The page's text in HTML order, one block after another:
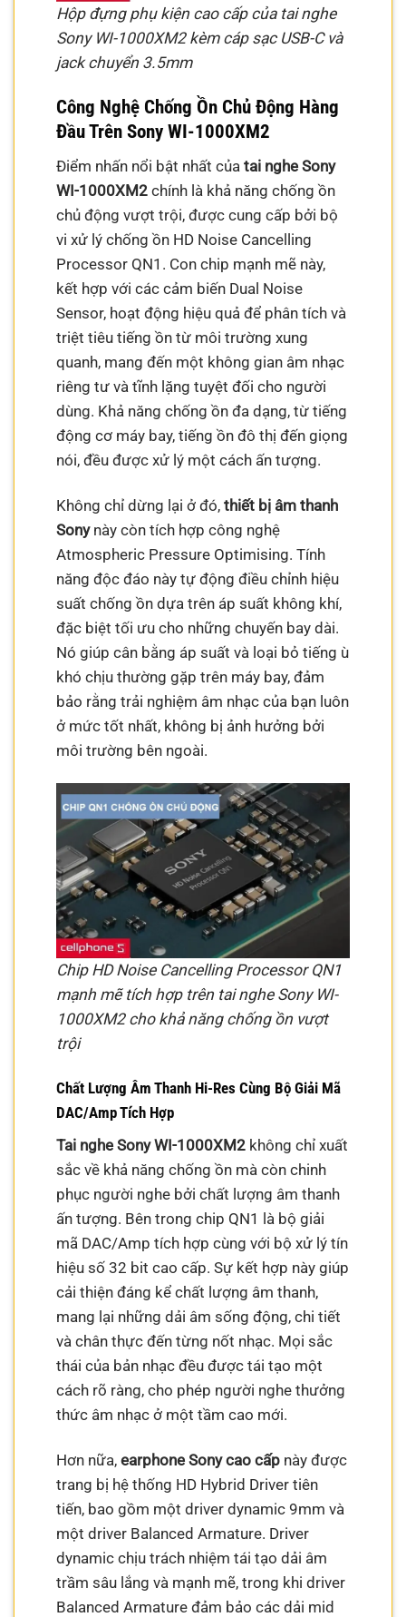
Hộp đựng phụ kiện cao cấp của tai nghe
Sony WI-1000XM2 kèm cáp sạc USB-C và
jack chuyển 3.5mm
Công Nghệ Chống Ồn Chủ Động Hàng
Đầu Trên Sony WI-1000XM2
Điểm nhấn nổi bật nhất củatai nghe Sony
WI-1000XM2 chính là khả năng chống ồn
chủ động vượt trội, được cung cấp bởi bộ
vi xử lý chống ồn HD Noise Cancelling
Processor QN1. Con chip mạnh mẽ này,
kết hợp với các cảm biến Dual Noise
Sensor, hoạt động hiệu quả để phân tích và
triệt tiêu tiếng ồn từ môi trường xung
quanh, mang đến một không gian âm nhạc
riêng tư và tĩnh lặng tuyệt đối cho người
dùng. Khả năng chống ồn đa dạng, từ tiếng
động cơ máy bay, tiếng ồn đô thị đến giọng
nói, đều được xử lý một cách ấn tượng.
Không chỉ dừng lại ở đó,thiết bị âm thanh
Sonynày còn tích hợp công nghệ
Atmospheric Pressure Optimising. Tính
năng độc đáo này tự động điều chỉnh hiệu
suất chống ồn dựa trên áp suất không khí,
đặc biệt tối ưu cho những chuyến bay dài.
Nó giúp cân bằng áp suất và loại bỏ tiếng ù
khó chịu thường gặp trên máy bay, đảm
bảo rằng trải nghiệm âm nhạc của bạn luôn
ở mức tốt nhất, không bị ảnh hưởng bởi
môi trường bên ngoài.
Chip HD Noise Cancelling Processor QN1
mạnh mẽ tích hợp trên tai nghe Sony WI-
1000XM2 cho khả năng chống ồn vượt
trội
Chất Lượng Âm Thanh Hi-Res Cùng Bộ Giải Mã
DAC/Amp Tích Hợp
Tai nghe Sony WI-1000XM2 không chỉ xuất
sắc về khả năng chống ồn mà còn chinh
phục người nghe bởi chất lượng âm thanh
ấn tượng. Bên trong chip QN1 là bộ giải
mã DAC/Amp tích hợp cùng với bộ xử lý tín
hiệu số 32 bit cao cấp. Sự kết hợp này giúp
cải thiện đáng kể chất lượng âm thanh,
mang lại những dải âm sống động, chi tiết
và chân thực đến từng nốt nhạc. Mọi sắc
thái của bản nhạc đều được tái tạo một
cách rõ ràng, cho phép người nghe thưởng
thức âm nhạc ở một tầm cao mới.
Hơn nữa,earphone Sony cao cấp này được
trang bị hệ thống HD Hybrid Driver tiên
tiến, bao gồm một driver dynamic 9mm và
một driver Balanced Armature. Driver
dynamic chịu trách nhiệm tái tạo dải âm
trầm sâu lắng và mạnh mẽ, trong khi driver
Balanced Armature đảm bảo các dải mid